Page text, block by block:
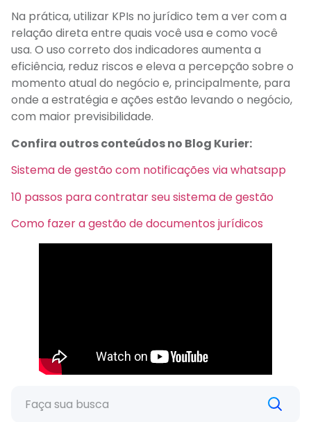
Na prática, utilizar KPIs no jurídico tem a ver com a
relação direta entre quais você usa e como você
usa. O uso correto dos indicadores aumenta a
eficiência, reduz riscos e eleva a percepção sobre o
momento atual do negócio e, principalmente, para
onde a estratégia e ações estão levando o negócio,
com maior previsibilidade.
Confira outros conteúdos no Blog Kurier:
Sistema de gestão com notificações via whatsapp
10 passos para contratar seu sistema de gestão
Como fazer a gestão de documentos jurídicos